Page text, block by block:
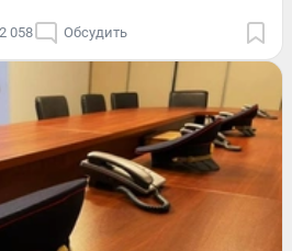
2 058 Обсудить